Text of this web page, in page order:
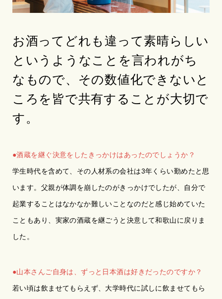
お酒ってどれも違って素晴らしい
というようなことを言われがち
なもので、その数値化できないと
ころを皆で共有することが大切で
す。
●酒蔵を継ぐ決意をしたきっかけはあったのでしょうか？
学生時代を含めて、その人材系の会社は3年くらい勤めたと思
います。父親が体調を崩したのがきっかけでしたが、自分で
起業することはなかなか難しいことなのだと感じ始めていた
こともあり、実家の酒蔵を継ごうと決意して和歌山に戻りま
した。
●山本さんご自身は、ずっと日本酒は好きだったのですか？
若い頃は飲ませてもらえず、大学時代に試しに飲ませてもら